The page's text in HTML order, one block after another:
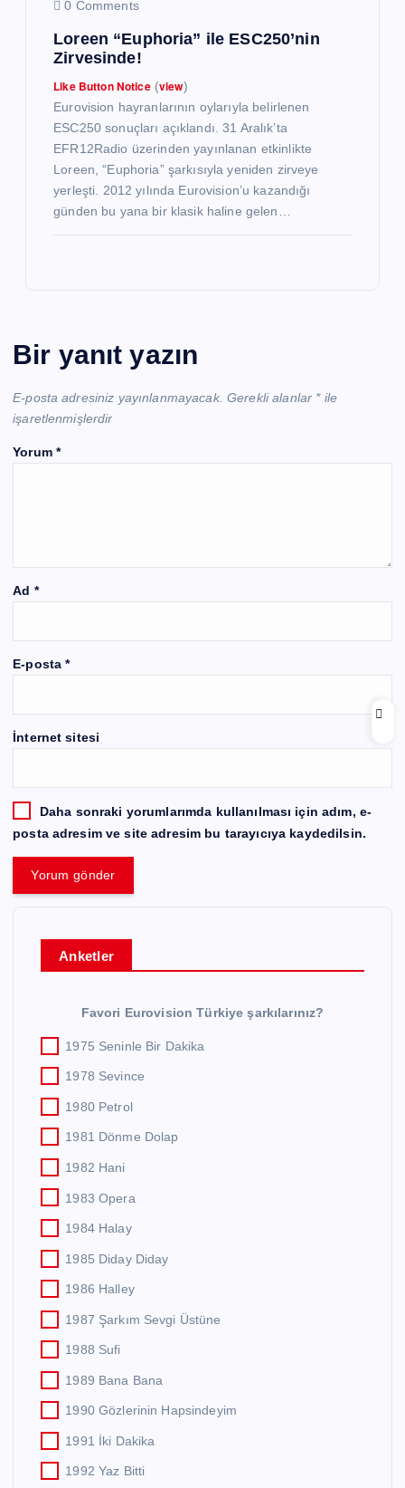
0 Comments
Loreen “Euphoria” ile ESC250’nin
Zirvesinde!
Like Button Notice(view)
Eurovision hayranlarının oylarıyla belirlenen
ESC250 sonuçları açıklandı. 31 Aralık’ta
EFR12Radio üzerinden yayınlanan etkinlikte
Loreen, “Euphoria” şarkısıyla yeniden zirveye
yerleşti. 2012 yılında Eurovision’u kazandığı
günden bu yana bir klasik haline gelen…
Bir yanıt yazın
E-posta adresiniz yayınlanmayacak. Gerekli alanlar *ile
işaretlenmişlerdir
Yorum *
Ad *
E-posta*
İnternet sitesi
Daha sonraki yorumlarımda kullanılması için adım, e-
posta adresim ve site adresim bu tarayıcıya kaydedilsin.
Anketler
Favori Eurovision Türkiye şarkılarınız?
1975 Seninle Bir Dakika
1978 Sevince
1980 Petrol
1981 Dönme Dolap
1982 Hani
1983 Opera
1984 Halay
1985 Diday Diday
1986 Halley
1987 Şarkım Sevgi Üstüne
1988 Sufi
1989 Bana Bana
1990 Gözlerinin Hapsindeyim
1991 İki Dakika
1992 Yaz Bitti